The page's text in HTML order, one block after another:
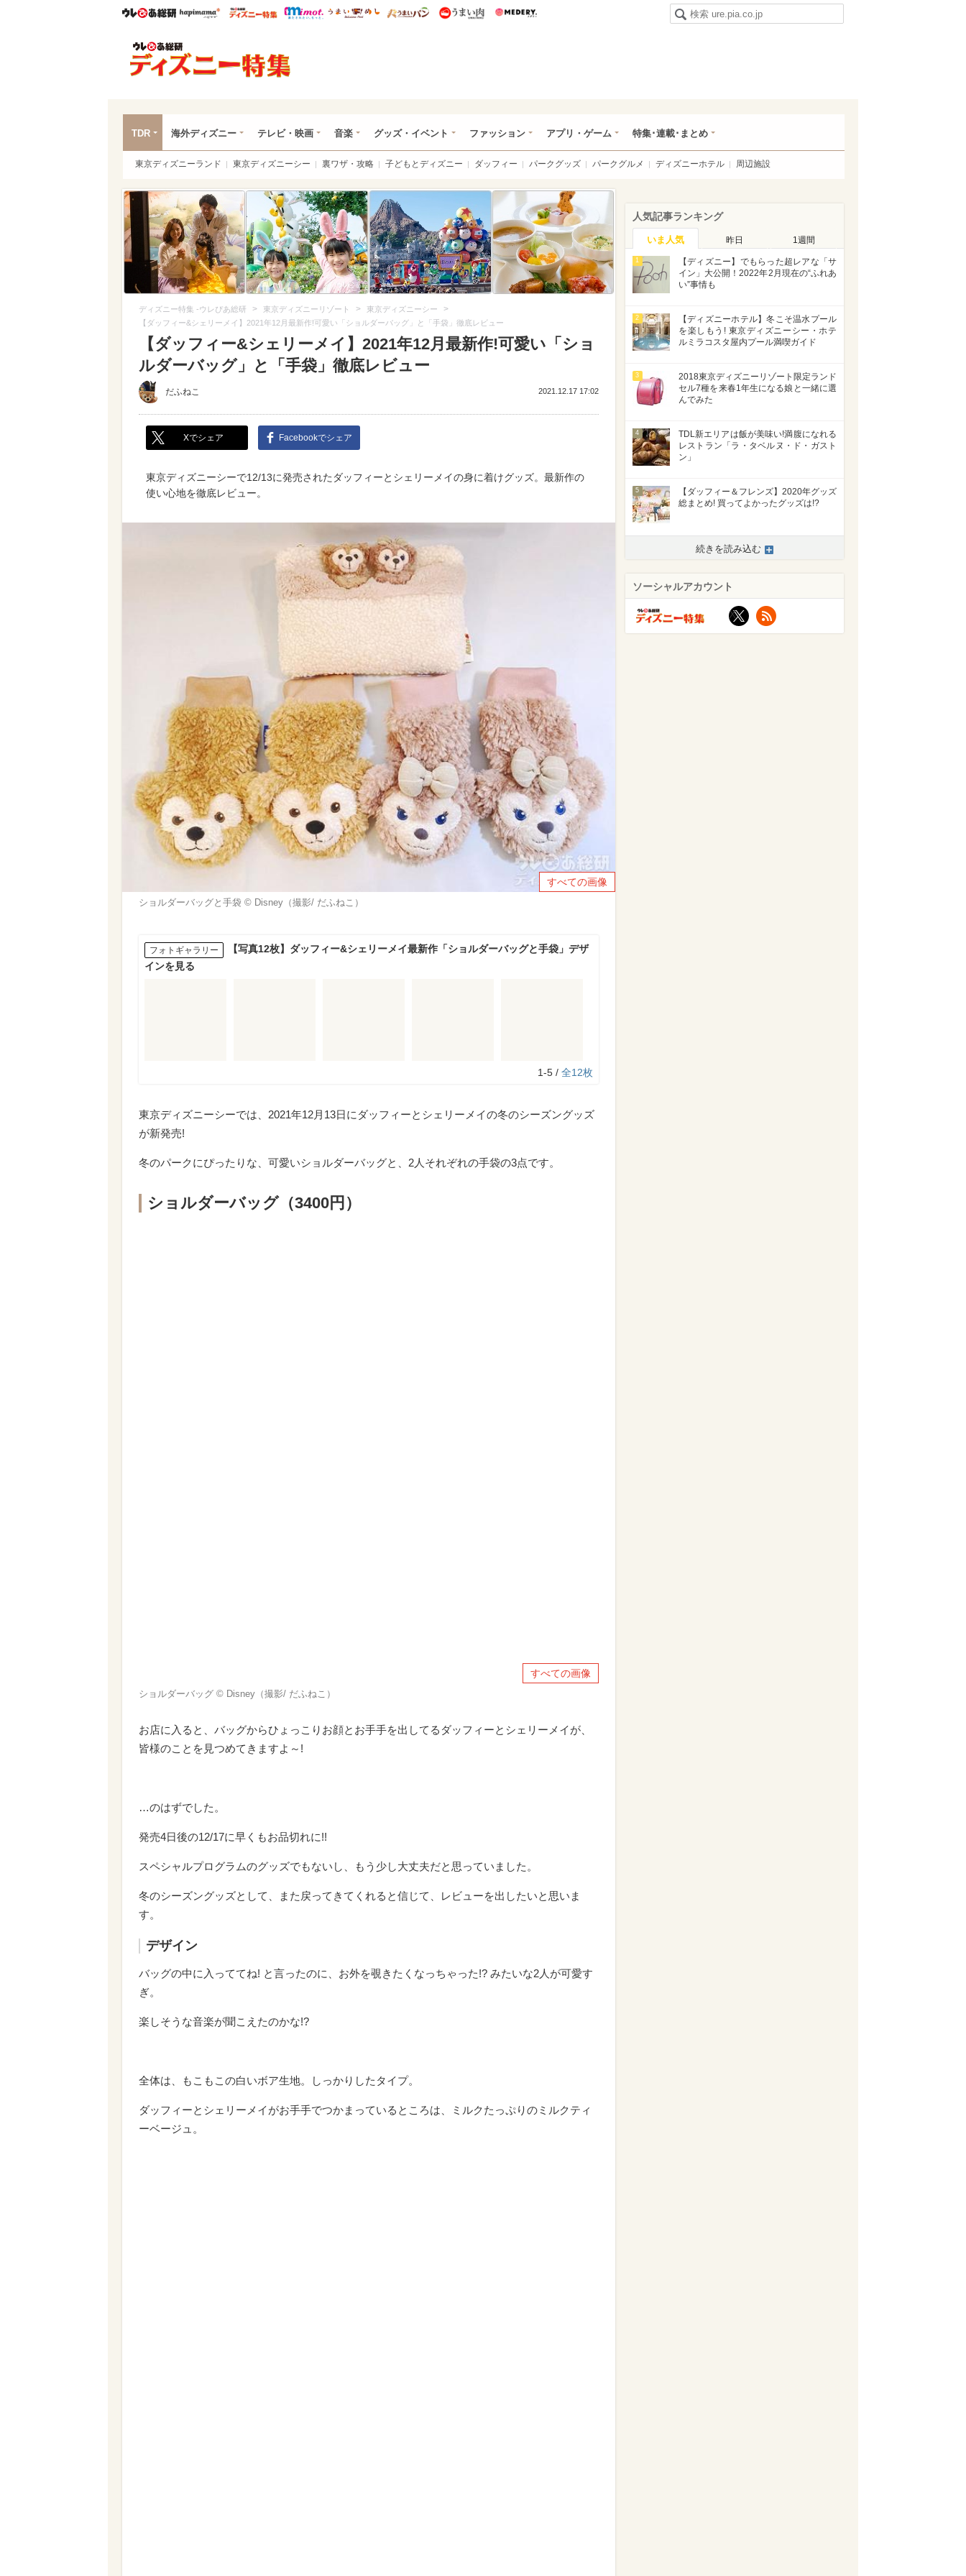
ウレぴあ総研ハピママ* ウレぴあ総研 ディズニー特集
mimot. うまいめし うまいパン うまい肉
TDR 海外ディズニー テレビ・映画 音楽 グッズ・イベント ファッション アプリ・ゲーム 特集･連載･まとめ
東京ディズニーランド 東京ディズニーシー 裏ワザ・攻略 子どもとディズニー ダッフィー パークグッズ パークグルメ ディズニーホテル 周辺施設
ディズニー特集 -ウレぴあ総研 > 東京ディズニーリゾート > 東京ディズニーシー >
【ダッフィー&シェリーメイ】2021年12月最新作!可愛い「ショルダーバッグ」と「手袋」徹底レビュー
【ダッフィー&シェリーメイ】2021年12月最新作!可愛い「ショ
ルダーバッグ」と「手袋」徹底レビュー
だふねこ 2021.12.17 17:02
Xでシェア Facebookでシェア
東京ディズニーシーで12/13に発売されたダッフィーとシェリーメイの身に着けグッズ。最新作の
使い心地を徹底レビュー。
すべての画像
ショルダーバッグと手袋 © Disney（撮影/ だふねこ）
フォトギャラリー
【写真12枚】ダッフィー&シェリーメイ最新作「ショルダーバッグと手袋」デザ
インを見る
1-5 / 全12枚
東京ディズニーシーでは、2021年12月13日にダッフィーとシェリーメイの冬のシーズングッズ
が新発売!
冬のパークにぴったりな、可愛いショルダーバッグと、2人それぞれの手袋の3点です。
ショルダーバッグ（3400円）
すべての画像
ショルダーバッグ © Disney（撮影/ だふねこ）
お店に入ると、バッグからひょっこりお顔とお手手を出してるダッフィーとシェリーメイが、
皆様のことを見つめてきますよ～!
…のはずでした。
発売4日後の12/17に早くもお品切れに!!
スペシャルプログラムのグッズでもないし、もう少し大丈夫だと思っていました。
冬のシーズングッズとして、また戻ってきてくれると信じて、レビューを出したいと思いま
す。
デザイン
バッグの中に入っててね! と言ったのに、お外を覗きたくなっちゃった!? みたいな2人が可愛す
ぎ。
楽しそうな音楽が聞こえたのかな!?
全体は、もこもこの白いボア生地。しっかりしたタイプ。
ダッフィーとシェリーメイがお手手でつかまっているところは、ミルクたっぷりのミルクティ
ーベージュ。
人気記事ランキング
いま人気 昨日 1週間
1
【ディズニー】でもらった超レアな「サ
イン」大公開！2022年2月現在の“ふれあ
い”事情も
2
【ディズニーホテル】冬こそ温水プール
を楽しもう! 東京ディズニーシー・ホテ
ルミラコスタ屋内プール満喫ガイド
3
2018東京ディズニーリゾート限定ランド
セル7種を来春1年生になる娘と一緒に選
んでみた
4
TDL新エリアは飯が美味い!満腹になれる
レストラン「ラ・タベルヌ・ド・ガスト
ン」
5
【ダッフィー＆フレンズ】2020年グッズ
総まとめ! 買ってよかったグッズは!?
続きを読み込む
ソーシャルアカウント
X